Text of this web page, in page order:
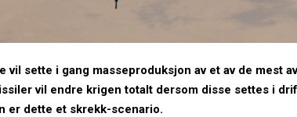
vil sette i gang masseproduksjon av et av de mest
vil endre krigen totalt dersom disse settes i
er dette et skrekk-scenario.